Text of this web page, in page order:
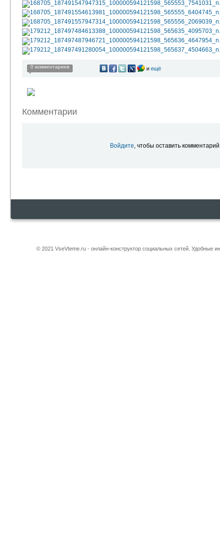
0 комментариев и ещё
Комментарии
Войдите, чтобы оставить комментарий
© 2021 VseVteme.ru - онлайн-конструктор социальных сетей. Удобные